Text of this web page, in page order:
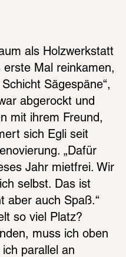
als Holzwerkstatt
erste Mal reinkamen,
Sägespäne“,
abgerockt und
mit ihrem Freund,
sich Egli seit
„Dafür
Jahr mietfrei. Wir
selbst. Das ist
aber auch Spaß.“
so viel Platz?
muss ich oben
parallel an